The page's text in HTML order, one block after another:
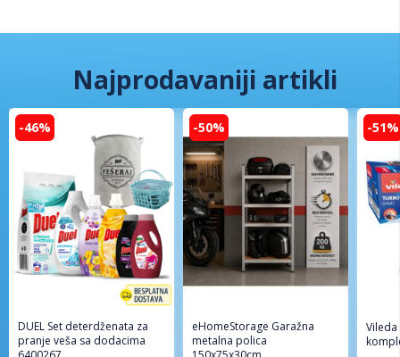
Najprodavaniji artikli
-46%
DUEL Set deterdženata za
pranje veša sa dodacima
-50%
eHomeStorage Garažna
metalna polica
-51%